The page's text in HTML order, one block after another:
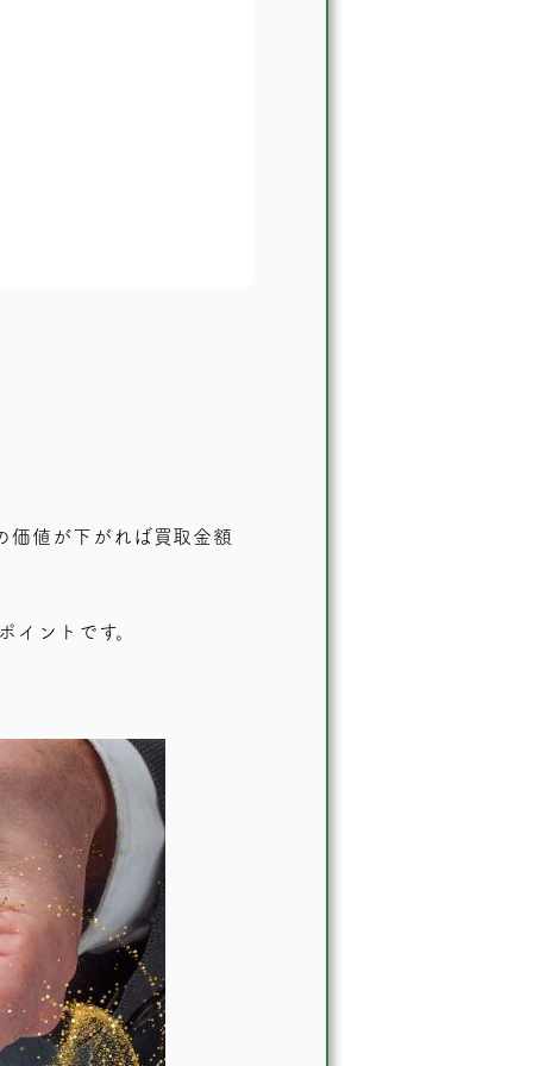
価値が下がれば買取金額
イントです。